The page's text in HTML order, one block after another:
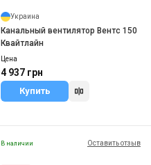
Украина
Канальный вентилятор Вентс 150
Квайтлайн
Цена
4 937 грн
Купить
В наличии Оставить отзыв